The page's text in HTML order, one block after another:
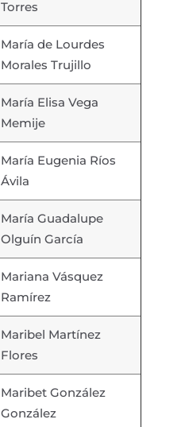
Torres
María de Lourdes
Morales Trujillo
María Elisa Vega
Memije
María Eugenia Ríos
Ávila
María Guadalupe
Olguín García
Mariana Vásquez
Ramírez
Maribel Martínez
Flores
Maribet González
González